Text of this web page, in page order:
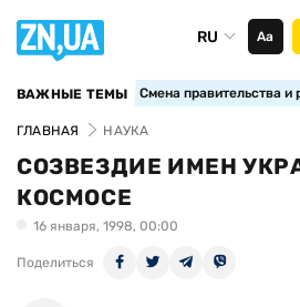
RU Аа
ВАЖНЫЕ ТЕМЫ Смена правительства и
ГЛАВНАЯ НАУКА
СОЗВЕЗДИЕ ИМЕН
КОСМОСЕ
16 января, 1998, 00:00
Поделиться